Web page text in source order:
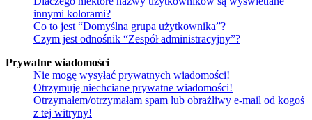
innymi kolorami?
Co to jest “Domyślna grupa użytkownika”?
Czym jest odnośnik “Zespół administracyjny”?
Prywatne wiadomości
Nie mogę wysyłać prywatnych wiadomości!
Otrzymuję niechciane prywatne wiadomości!
Otrzymałem/otrzymałam spam lub obraźliwy e-mail od kogoś
z tej witryny!